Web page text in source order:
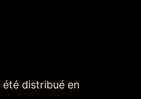
distribué en